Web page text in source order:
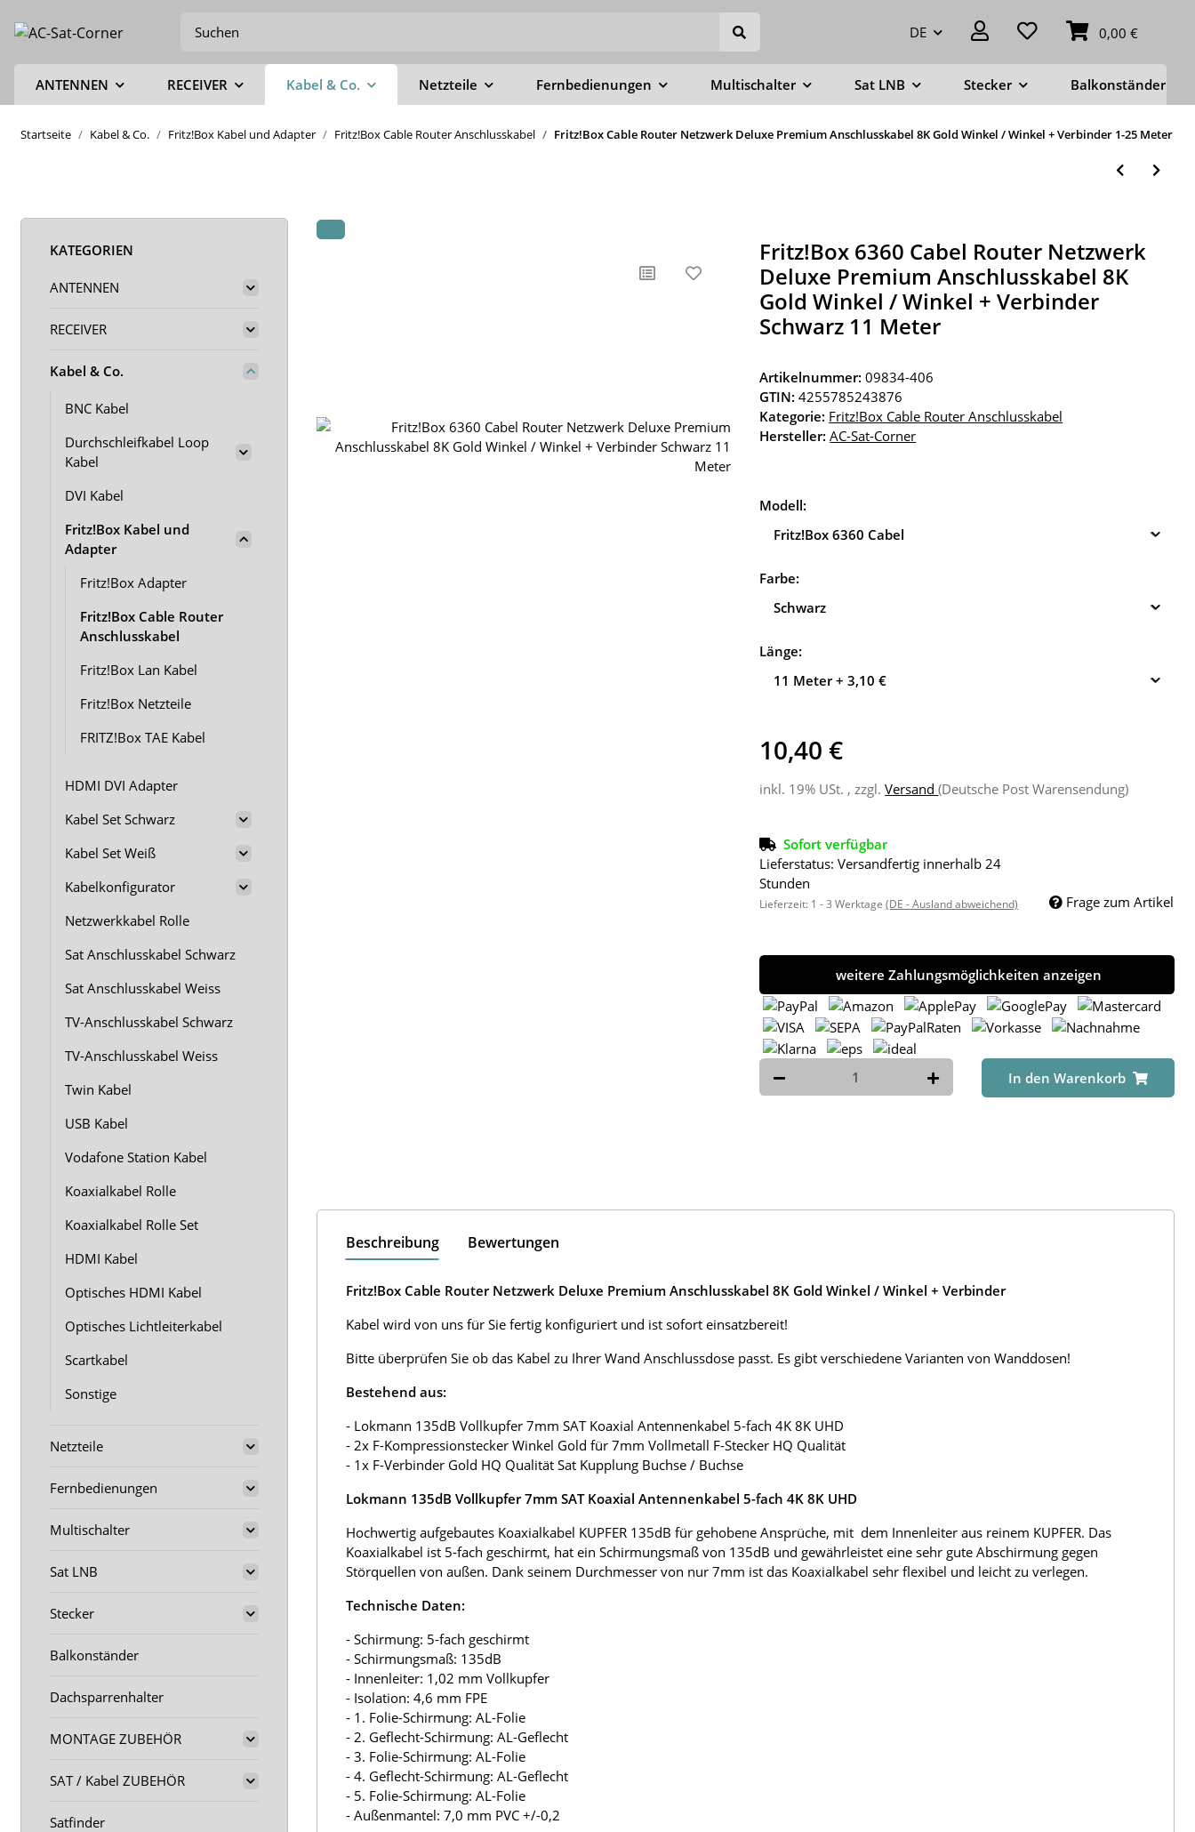
DE 0,00 €
ANTENNEN RECEIVER Kabel & Co. Netzteile Fernbedienungen Multischalter Sat LNB Stecker Balkonständer
Startseite Kabel & Co. Fritz!Box Kabel und Adapter Fritz!Box Cable Router Anschlusskabel Fritz!Box Cable Router Netzwerk Deluxe Premium Anschlusskabel 8K Gold Winkel / Winkel + Verbinder 1-25 Meter
Fritz!Box 6360 Cabel Router Netzwerk
Deluxe Premium Anschlusskabel 8K
Gold Winkel / Winkel + Verbinder
Schwarz 11 Meter
Artikelnummer:09834-406
GTIN: 4255785243876
Kategorie: Fritz!Box Cable Router Anschlusskabel
Hersteller: AC-Sat-Corner
Modell:
Fritz!Box 6360 Cabel
Farbe:
Schwarz
Länge:
11 Meter + 3,10 €
10,40 €
inkl. 19% USt. , zzgl.Versand(Deutsche Post Warensendung)
Sofort verfügbar
Lieferstatus: Versandfertig innerhalb 24
Stunden
Lieferzeit: 1 - 3 Werktage(DE - Ausland abweichend) Frage zum Artikel
weitere Zahlungsmöglichkeiten anzeigen
In den Warenkorb
Beschreibung Bewertungen
Fritz!Box Cable Router Netzwerk Deluxe Premium Anschlusskabel 8K Gold Winkel / Winkel + Verbinder
Kabel wird von uns für Sie fertig konfiguriert und ist sofort einsatzbereit!
Bitte überprüfen Sie ob das Kabel zu Ihrer Wand Anschlussdose passt. Es gibt verschiedene Varianten von Wanddosen!
Bestehend aus:
- Lokmann 135dB Vollkupfer 7mm SAT Koaxial Antennenkabel 5-fach 4K 8K UHD
- 2x F-Kompressionstecker Winkel Gold für 7mm Vollmetall F-Stecker HQ Qualität
- 1x F-Verbinder Gold HQ Qualität Sat Kupplung Buchse / Buchse
Lokmann 135dB Vollkupfer 7mm SAT Koaxial Antennenkabel 5-fach 4K 8K UHD
Hochwertig aufgebautes Koaxialkabel KUPFER 135dB für gehobene Ansprüche, mit dem Innenleiter aus reinem KUPFER. Das
Koaxialkabel ist 5-fach geschirmt, hat ein Schirmungsmaß von 135dB und gewährleistet eine sehr gute Abschirmung gegen
Störquellen von außen. Dank seinem Durchmesser von nur 7mm ist das Koaxialkabel sehr flexibel und leicht zu verlegen.
Technische Daten:
- Schirmung: 5-fach geschirmt
- Schirmungsmaß: 135dB
- Innenleiter: 1,02 mm Vollkupfer
- Isolation: 4,6 mm FPE
- 1. Folie-Schirmung: AL-Folie
- 2. Geflecht-Schirmung: AL-Geflecht
- 3. Folie-Schirmung: AL-Folie
- 4. Geflecht-Schirmung: AL-Geflecht
- 5. Folie-Schirmung: AL-Folie
- Außenmantel: 7,0 mm PVC +/-0,2
KATEGORIEN
ANTENNEN
RECEIVER
Kabel & Co.
BNC Kabel
Durchschleifkabel Loop
Kabel
DVI Kabel
Fritz!Box Kabel und
Adapter
Fritz!Box Adapter
Fritz!Box Cable Router
Anschlusskabel
Fritz!Box Lan Kabel
Fritz!Box Netzteile
FRITZ!Box TAE Kabel
HDMI DVI Adapter
Kabel Set Schwarz
Kabel Set Weiß
Kabelkonfigurator
Netzwerkkabel Rolle
Sat Anschlusskabel Schwarz
Sat Anschlusskabel Weiss
TV-Anschlusskabel Schwarz
TV-Anschlusskabel Weiss
Twin Kabel
USB Kabel
Vodafone Station Kabel
Koaxialkabel Rolle
Koaxialkabel Rolle Set
HDMI Kabel
Optisches HDMI Kabel
Optisches Lichtleiterkabel
Scartkabel
Sonstige
Netzteile
Fernbedienungen
Multischalter
Sat LNB
Stecker
Balkonständer
Dachsparrenhalter
MONTAGE ZUBEHÖR
SAT / Kabel ZUBEHÖR
Satfinder